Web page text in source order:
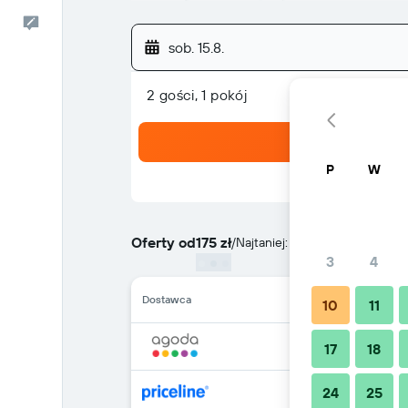
sob. 15.8.
2 gości, 1 pokój
Oferty od175 zł/Najtaniej: cena za noc
Dostawca
P W
3 4
10 11
17 18
24 25